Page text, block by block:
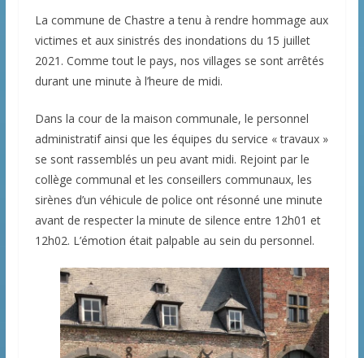
La commune de Chastre a tenu à rendre hommage aux
victimes et aux sinistrés des inondations du 15 juillet
2021. Comme tout le pays, nos villages se sont arrêtés
durant une minute à l’heure de midi.
Dans la cour de la maison communale, le personnel
administratif ainsi que les équipes du service « travaux »
se sont rassemblés un peu avant midi. Rejoint par le
collège communal et les conseillers communaux, les
sirènes d’un véhicule de police ont résonné une minute
avant de respecter la minute de silence entre 12h01 et
12h02. L’émotion était palpable au sein du personnel.